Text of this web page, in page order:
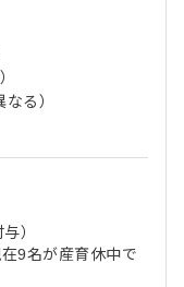
る）
）
9名が産育休中で